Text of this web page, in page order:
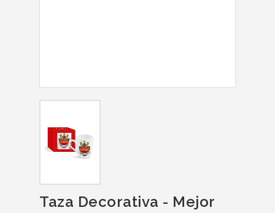
Taza Decorativa - Mejor